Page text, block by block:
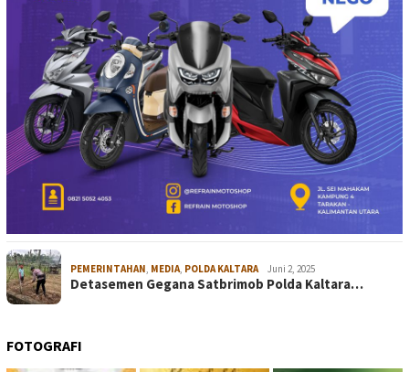
PEMERINTAHAN, MEDIA, POLDA KALTARA Juni 2, 2025
Detasemen Gegana Satbrimob Polda Kaltara…
FOTOGRAFI